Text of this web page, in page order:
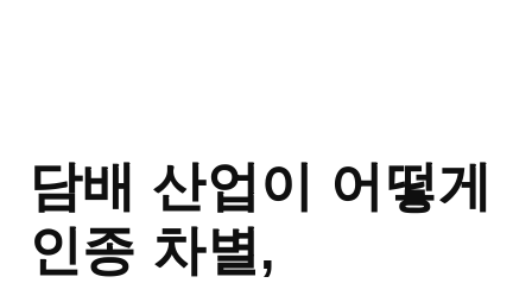
담배 산업이 어떻게
인종 차별,